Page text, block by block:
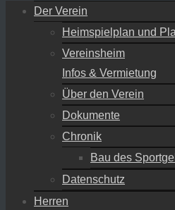
Der Verein
Heimspielplan und
Vereinsheim
Infos & Vermietung
Über den Verein
Dokumente
Chronik
Bau des
Datenschutz
Herren